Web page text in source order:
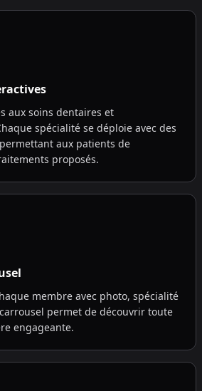
aux soins dentaires et
spécialité se déploie avec des
aux patients de
proposés.
membre avec photo, spécialité
permet de découvrir toute
engageante.